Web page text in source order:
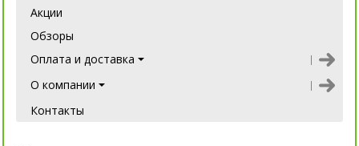
Акции
Обзоры
Оплата и доставка
О компании
Контакты